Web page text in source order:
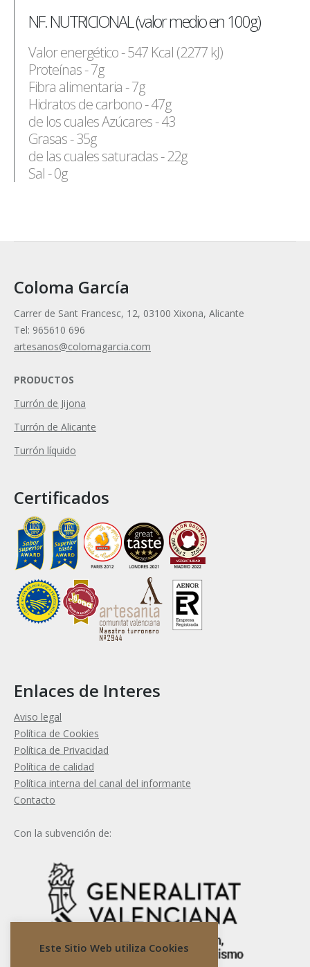
NF. NUTRICIONAL (valor medio en 100g)
Valor energético - 547 Kcal (2277 kJ)
Proteínas - 7g
Fibra alimentaria - 7g
Hidratos de carbono - 47g
de los cuales Azúcares - 43
Grasas - 35g
de las cuales saturadas - 22g
Sal - 0g
Coloma García
Carrer de Sant Francesc, 12, 03100 Xixona, Alicante
Tel: 965610 696
artesanos@colomagarcia.com
PRODUCTOS
Turrón de Jijona
Turrón de Alicante
Turrón líquido
Certificados
Enlaces de Interes
Aviso legal
Política de Cookies
Política de Privacidad
Política de calidad
Política interna del canal del informante
Contacto
Con la subvención de:
Este Sitio Web utiliza Cookies